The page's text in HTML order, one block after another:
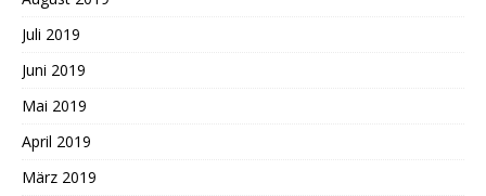
Juli 2019
Juni 2019
Mai 2019
April 2019
März 2019